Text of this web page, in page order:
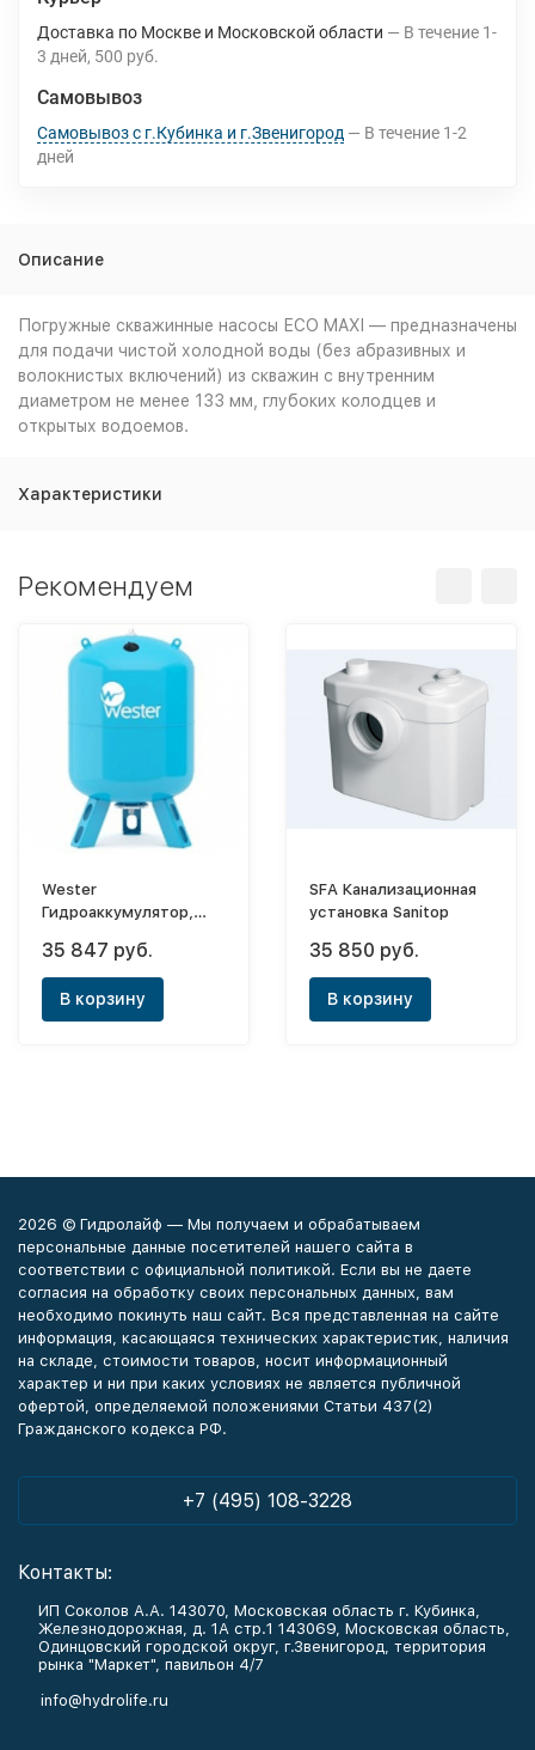
Доставка по Москве и Московской области В течение 1-
3 дней 500 руб.
Самовывоз
Самовывоз с г.Кубинка и г.Звенигород В течение 1-2
дней
Описание
Погружные скважинные насосы ЕСО MAXI — предназначены
для подачи чистой холодной воды (без абразивных и
волокнистых включений) из скважин с внутренним
диаметром не менее 133 мм, глубоких колодцев и
открытых водоемов.
Характеристики
Рекомендуем
Wester
Гидроаккумулятор,
(0-14-1510)
35 847 руб.
В корзину
SFA Канализационная
установка Sanitop
35 850 руб.
В корзину
2026 © Гидролайф — Мы получаем и обрабатываем
персональные данные посетителей нашего сайта в
соответствии с официальной политикой. Если вы не даете
согласия на обработку своих персональных данных, вам
необходимо покинуть наш сайт. Вся представленная на сайте
информация, касающаяся технических характеристик, наличия
на складе, стоимости товаров, носит информационный
характер и ни при каких условиях не является публичной
офертой, определяемой положениями Статьи 437(2)
Гражданского кодекса РФ.
+7 (495) 108-3228
Контакты:
ИП Соколов А.А. 143070, Московская область г. Кубинка,
Железнодорожная, д. 1А стр.1 143069, Московская область,
Одинцовский городской округ, г.Звенигород, территория
рынка "Маркет", павильон 4/7
info@hydrolife.ru